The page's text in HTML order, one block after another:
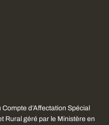
d’Affectation Spécial
Rural géré par le Ministère en